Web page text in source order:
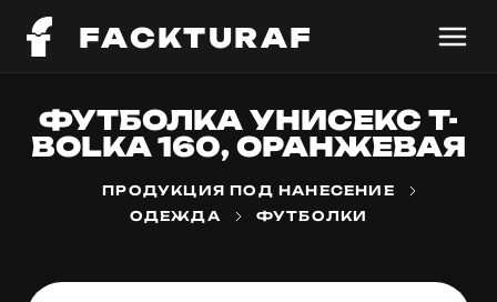
FACKTURAF
ФУТБОЛКА УНИСЕКС T-
BOLKA 160, ОРАНЖЕВАЯ
ПРОДУКЦИЯ ПОД НАНЕСЕНИЕ
ОДЕЖДА
ФУТБОЛКИ